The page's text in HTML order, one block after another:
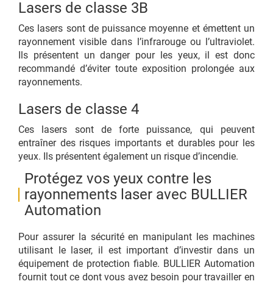
Lasers de classe 3B
Ces lasers sont de puissance moyenne et émettent un
rayonnement visible dans l’infrarouge ou l’ultraviolet.
Ils présentent un danger pour les yeux, il est donc
recommandé d’éviter toute exposition prolongée aux
rayonnements.
Lasers de classe 4
Ces lasers sont de forte puissance, qui peuvent
entraîner des risques importants et durables pour les
yeux. Ils présentent également un risque d’incendie.
Protégez vos yeux contre les
rayonnements laser avec BULLIER
Automation
Pour assurer la sécurité en manipulant les machines
utilisant le laser, il est important d’investir dans un
équipement de protection fiable. BULLIER Automation
fournit tout ce dont vous avez besoin pour travailler en